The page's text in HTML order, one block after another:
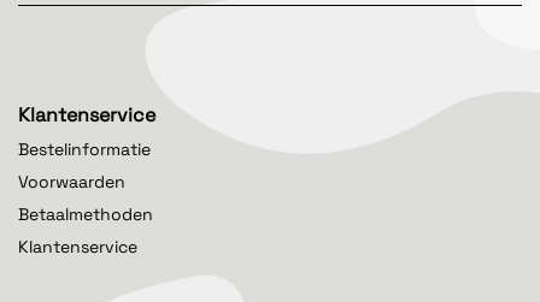
Klantenservice
Bestelinformatie
Voorwaarden
Betaalmethoden
Klantenservice